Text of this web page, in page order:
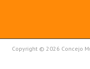
Copyright © 2026 Concejo